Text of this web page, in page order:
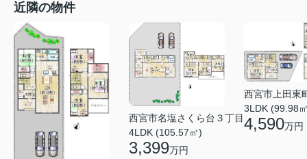
近隣の物件
西宮市名塩さくら台３丁目
4LDK (105.57㎡)
3,399万円
西宮市上田東
3LDK (99.98
4,590万円